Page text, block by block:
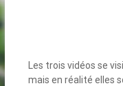
Les trois vidéos se
mais en réalité elles